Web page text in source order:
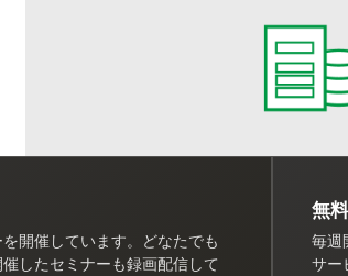
開催しています。どなたでも
したセミナーも録画配信して
無
毎週
サー